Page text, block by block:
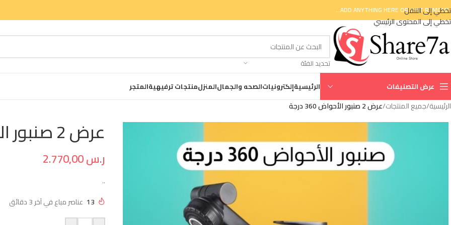
تخطي إلى التنقل
تخطي إلى المحتوى الرئيسي
ADD ANYTHING HERE OR JUST REMOVE
تحديد الفئة
عرض التصنيفات الرئيسيةإلكترونياتالصحه والجمالالمنزلمنتجات ترفيهيةالمتجر
الرئيسية/جميع المنتجات/عرض 2 صنبور الأحواض 360 درجة
عرض 2 صنبور الأحواض 360 درجة
ر.س
..
13 عناصر مباع في آخر 3 دقائق